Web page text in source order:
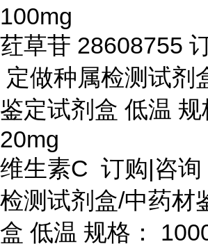
100mg
荭草苷 28608755
定做种属检测试剂
鉴定试剂盒 低温 规
20mg
维生素C 订购|咨
检测试剂盒/中药材
盒 低温 规格：